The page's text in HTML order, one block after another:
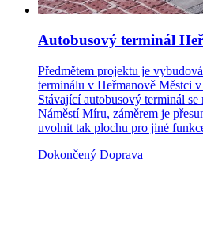
Autobusový terminál
Předmětem projektu je
terminálu v Heřmanově Městci
Stávající autobusový terminál se
Náměstí Míru, záměrem je
uvolnit tak plochu pro jiné
Dokončený Doprava